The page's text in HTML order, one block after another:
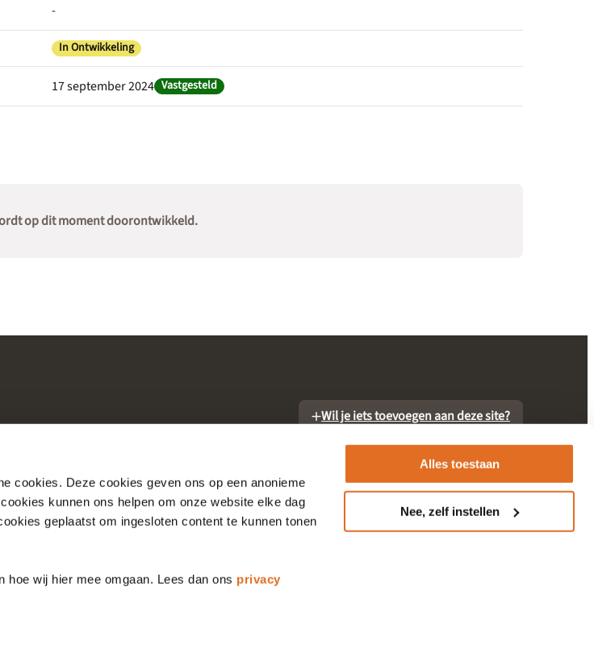
cookies. Deze cookies geven ons op een anonieme
kunnen ons helpen om onze website elke dag
geplaatst om ingesloten content te kunnen tonen
wij hier mee omgaan. Lees dan ons privacy
Alles toestaan
Nee, zelf instellen
-
In Ontwikkeling
17 september 2024 Vastgesteld
op dit moment doorontwikkeld.
Wil je iets toevoegen aan deze site?
Over Nictiz